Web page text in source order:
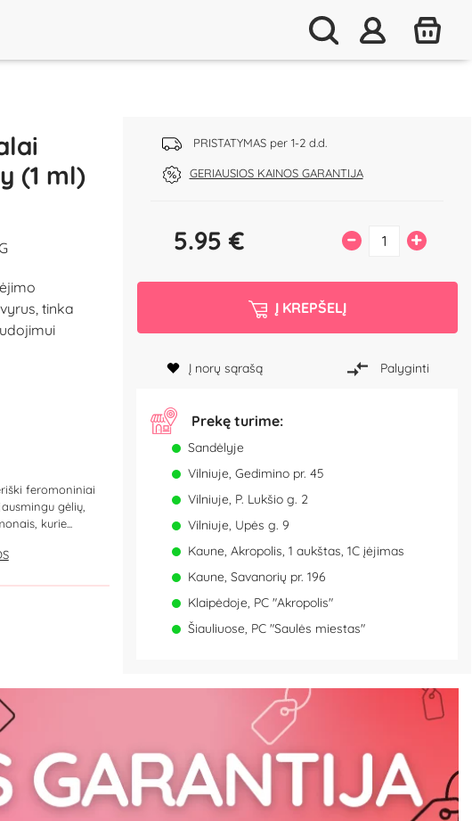
(1 ml)
PRISTATYMAS per 1-2 d.d.
GERIAUSIOS KAINOS GARANTIJA
tinka
feromoniniai
gėlių,
kurie...
5.95 € – +
Į KREPŠELĮ
Į norų sąrašą Palyginti
Prekę turime:
Sandėlyje
Vilniuje, Gedimino pr. 45
Vilniuje, P. Lukšio g. 2
Vilniuje, Upės g. 9
Kaune, Akropolis, 1 aukštas, 1C įėjimas
Kaune, Savanorių pr. 196
Klaipėdoje, PC "Akropolis"
Šiauliuose, PC "Saulės miestas"